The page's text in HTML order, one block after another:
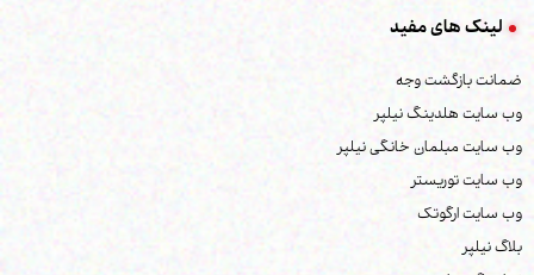
لینک های مفید
ضمانت بازگشت وجه
وب سایت هلدینگ نیلپر
وب سایت مبلمان خانگی نیلپر
وب سایت توریستر
وب سایت ارگوتک
بلاگ نیلپر